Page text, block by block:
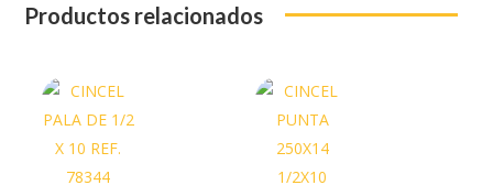
Productos relacionados